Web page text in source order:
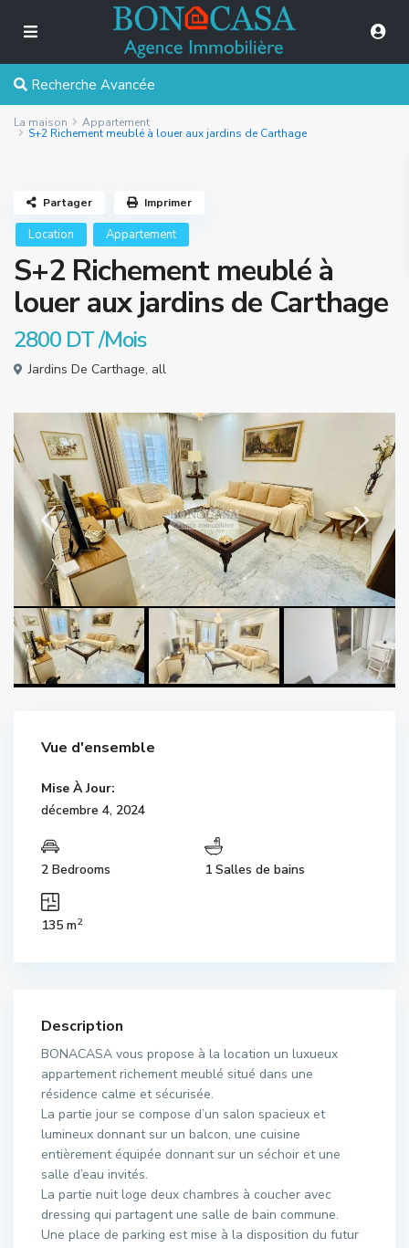
Recherche Avancée
La maison Appartement
S+2 Richement meublé à louer aux jardins de Carthage
Location Appartement
S+2 Richement meublé à
louer aux jardins de Carthage
2800 DT/Mois
Jardins De Carthage, all
Partager Imprimer
Vue d'ensemble
Mise À Jour:
décembre 4, 2024
2 Bedrooms 1 Salles de bains
135 m2
Description
BONACASA vous propose à la location un luxueux
appartement richement meublé situé dans une
résidence calme et sécurisée.
La partie jour se compose d’un salon spacieux et
lumineux donnant sur un balcon, une cuisine
entièrement équipée donnant sur un séchoir et une
salle d’eau invités.
La partie nuit loge deux chambres à coucher avec
dressing qui partagent une salle de bain commune.
Une place de parking est mise à la disposition du futur